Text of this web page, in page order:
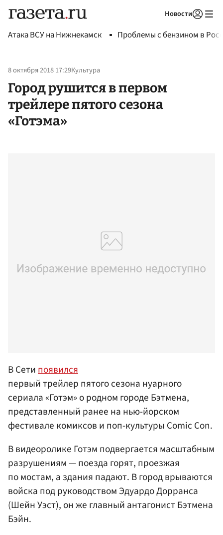
Новости
Атака ВСУ на Нижнекамск Проблемы с бензином в
8 октября 2018 17:29Культура
Город рушится в первом
трейлере пятого сезона
«Готэма»
В Сетипоявился
первый трейлер пятого сезона нуарного
сериала «Готэм» о родном городе Бэтмена,
представленный ранее на нью-йорском
фестивале комиксов и поп-культуры Comic Con.
В видеоролике Готэм подвергается масштабным
разрушениям — поезда горят, проезжая
по мостам, а здания падают. В город врываются
войска под руководством Эдуардо Дорранса
(Шейн Уэст), он же главный антагонист Бэтмена
Бэйн.